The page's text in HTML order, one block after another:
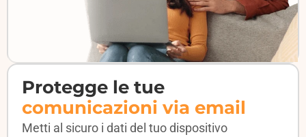
Protegge le tue
comunicazioni via email
Metti al sicuro i dati del tuo dispositivo